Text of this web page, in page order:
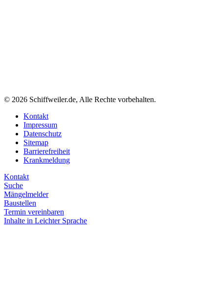
© 2026 Schiffweiler.de, Alle Rechte vorbehalten.
Kontakt
Impressum
Datenschutz
Sitemap
Barrierefreiheit
Krankmeldung
Kontakt
Suche
Mängelmelder
Baustellen
Termin vereinbaren
Inhalte in Leichter Sprache